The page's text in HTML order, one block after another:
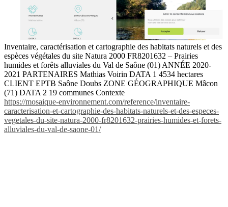
Inventaire, caractérisation et cartographie des habitats naturels et des
espèces végétales du site Natura 2000 FR8201632 – Prairies
humides et forêts alluviales du Val de Saône (01) ANNÉE 2020-
2021 PARTENAIRES Mathias Voirin DATA 1 4534 hectares
CLIENT EPTB Saône Doubs ZONE GÉOGRAPHIQUE Mâcon
(71) DATA 2 19 communes Contexte
https://mosaique-environnement.com/reference/inventaire-
caracterisation-et-cartographie-des-habitats-naturels-et-des-especes-
vegetales-du-site-natura-2000-fr8201632-prairies-humides-et-forets-
alluviales-du-val-de-saone-01/